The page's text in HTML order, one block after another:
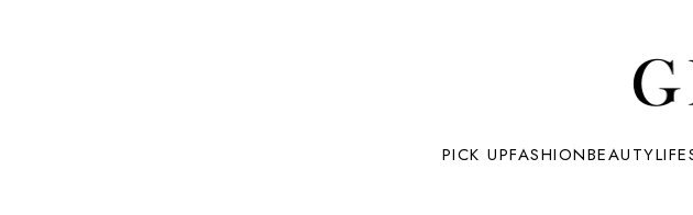
PICK UPFASHIONBEAUTY